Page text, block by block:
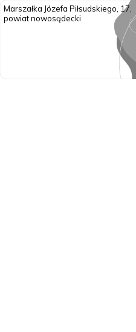
Marszałka Józefa Piłsudskiego, 17,
powiat nowosądecki